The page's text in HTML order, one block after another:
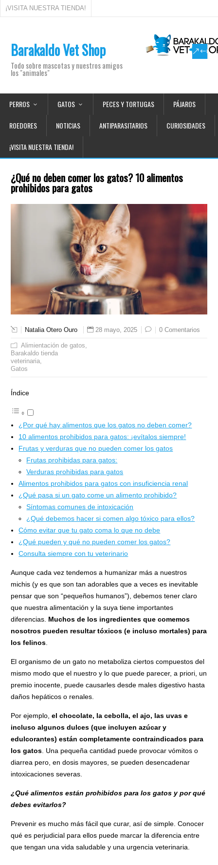
¡VISITA NUESTRA TIENDA!
Barakaldo Vet Shop
Todo sobre mascotas y nuestros amigos
los "animales"
PERROS GATOS PECES Y TORTUGAS PÁJAROS
ROEDORES NOTICIAS ANTIPARASITARIOS CURIOSIDADES
¡VISITA NUESTRA TIENDA!
¿Qué no deben comer los gatos? 10 alimentos
prohibidos para gatos
Natalia Otero Ouro 28 mayo, 2025 0 Comentarios
Alimientación de gatos
Barakaldo tienda
veterinaria
Gatos
Índice
¿Por qué hay alimentos que los gatos no deben comer?
10 alimentos prohibidos para gatos: ¡evítalos siempre!
Frutas y verduras que no pueden comer los gatos
Frutas prohibidas para gatos:
Verduras prohibidas para gatos
Alimentos prohibidos para gatos con insuficiencia renal
¿Qué pasa si un gato come un alimento prohibido?
Síntomas comunes de intoxicación
¿Qué debemos hacer si comen algo tóxico para ellos?
Cómo evitar que tu gato coma lo que no debe
¿Qué pueden y qué no pueden comer los gatos?
Consulta siempre con tu veterinario
Aunque cada vez tendemos a humanizar más a nuestros
michis (y es que son tan adorables que a veces es inevitable
pensar que son “pequeños humanos”), debemos tener claro
que nuestra alimentación y la suya tiene importantes
diferencias. Muchos de los ingredientes que comemos
nosotros pueden resultar tóxicos (e incluso mortales) para
los felinos
El organismo de un gato no metaboliza ciertos compuestos del
mismo modo que el nuestro y lo que puede parecer, a priori, un
premio inocente, puede causarles desde males digestivo hasta
daños hepáticos o renales.
Por ejemplo,el chocolate, la cebolla, el ajo, las uvas e
incluso algunos dulces (que incluyen azúcar y
edulcorantes) están completamente contraindicados para
los gatos . Una pequeña cantidad puede provocar vómitos o
diarrea pero, en dosis mayores, se pueden desencadenar
intoxicaciones severas.
¿Qué alimentos están prohibidos para los gatos y por qué
debes evitarlos?
Prevenir es mucho más fácil que curar, así de simple. Conocer
qué es perjudicial para ellos puede marcar la diferencia entre
que tengan una vida saludable y una urgencia veterinaria.